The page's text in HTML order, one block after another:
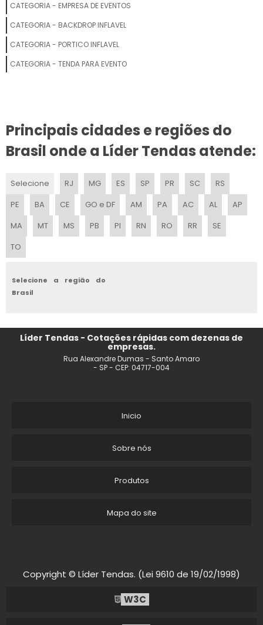
TENDA INFLAVEL SP
TENDA GALPAO SP
TENDA ARMAZEM
TENDAS GIGANTES PERSONALIZADO
TENDAS PARA EVENTOS
TENDA PARA CASAMENTO
TENDA PERSONALIZADA PRECO
TENDAS GIGANTES INFLAVEL PARA ACAO PERSONALIZADO
TENDA INFLAVEL PARA ACAO PROMOCIONAL
TENDAS GIGANTES PERSONALIZADOS PARA INAUGURACAO
MONTAGEM DE TENDAS PARA EVENTOS
CATEGORIA - EMPRESA DE EVENTOS
CATEGORIA - BACKDROP INFLAVEL
CATEGORIA - PORTICO INFLAVEL
CATEGORIA - TENDA PARA EVENTO
Principais cidades e regiões do
Brasil onde a Líder Tendas atende:
Selecione RJ MG ES SP PR SC
RS
PE
BA CE GO e DF AM PA AC AL
AP
MA
MT MS PB PI RN RO RR
SE
TO
Selecione a região do
Brasil
Líder Tendas - Cotações rápidas com dezenas de
empresas.
Rua Alexandre Dumas - Santo Amaro
- SP - CEP: 04717-004
Inicio
Sobre nós
Produtos
Mapa do site
Copyright © Líder Tendas. (Lei 9610 de 19/02/1998)
W3C